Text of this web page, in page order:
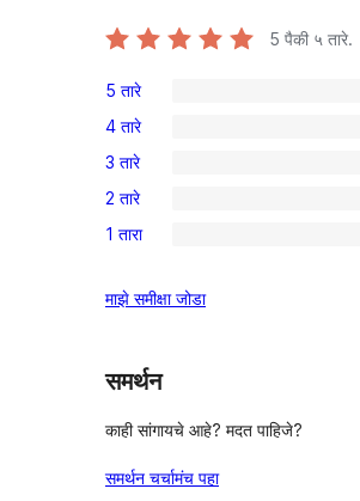
5 पैकी ५ तारे.
1
5-
तारांकित
पुनरावलोकन
5 तारे
0
4-
तारांकित
परीक्षणे
4 तारे
0
3-
तारांकित
3 तारे
0
2-
परीक्षणे
2 तारे
0
तारांकित
1 तारा
माझे समीक्षा जोडा
समर्थन
काही सांगायचे आहे? मदत पाहिजे?
समर्थन चर्चामंच पहा